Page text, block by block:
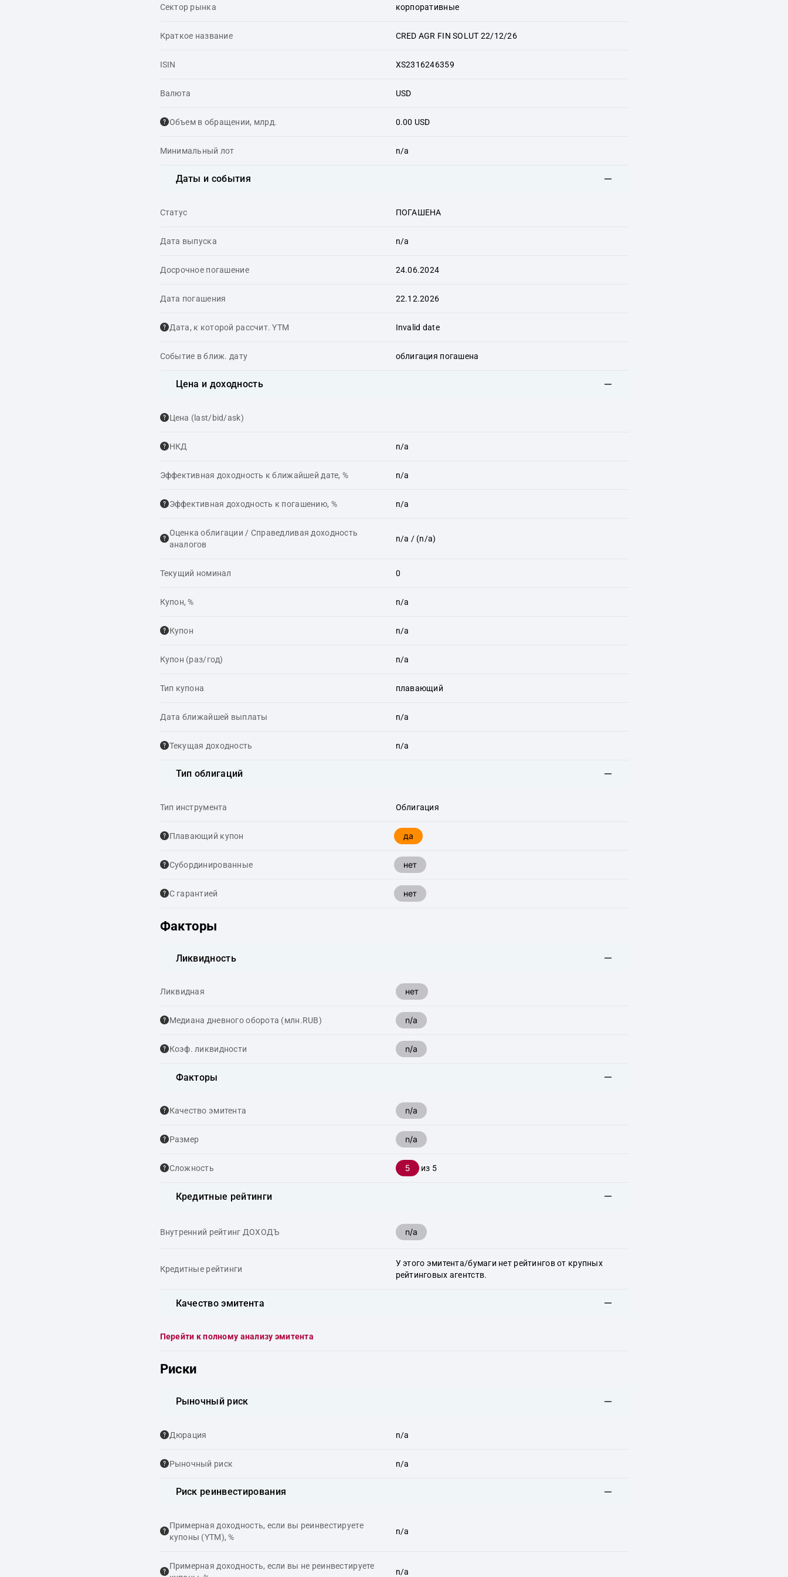
Сектор рынка корпоративные
Краткое название CRED AGR FIN SOLUT 22/12/26
ISIN XS2316246359
Валюта USD
Объем в обращении, млрд. 0.00 USD
Минимальный лот n/a
Даты и события
Статус ПОГАШЕНА
Дата выпуска n/a
Досрочное погашение 24.06.2024
Дата погашения 22.12.2026
Дата, к которой рассчит. YTM Invalid date
Событие в ближ. дату облигация погашена
Цена и доходность
Цена (last/bid/ask)
НКД n/a
Эффективная доходность к ближайшей дате, % n/a
Эффективная доходность к погашению, % n/a
Оценка облигации / Справедливая доходность
аналогов
n/a / (n/a)
Текущий номинал 0
Купон, % n/a
Купон n/a
Купон (раз/год) n/a
Тип купона плавающий
Дата ближайшей выплаты n/a
Текущая доходность n/a
Тип облигаций
Тип инструмента Облигация
Плавающий купон да
Cубординированные нет
С гарантией нет
Факторы
Ликвидность
Ликвидная нет
Медиана дневного оборота (млн.RUB) n/a
Коэф. ликвидности n/a
Факторы
Качество эмитента n/a
Размер n/a
Сложность 5 из 5
Кредитные рейтинги
Внутренний рейтинг ДОХОДЪ n/a
Кредитные рейтинги
У этого эмитента/бумаги нет рейтингов от крупных
рейтинговых агентств.
Качество эмитента
Перейти к полному анализу эмитента
Риски
Рыночный риск
Дюрация n/a
Рыночный риск n/a
Риск реинвестирования
Примерная доходность, если вы реинвестируете
купоны (YTM), %
n/a
Примерная доходность, если вы не реинвестируете
n/a